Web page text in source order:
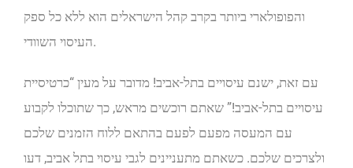
והפופולארי ביותר בקרב קהל הישראלים הוא ללא כל ספק
העיסוי השוודי.
עם זאת, ישנם עיסויים בתל-אביב! מדובר על מעין “כרטיסיית
עיסויים בתל-אביב!” שאתם רוכשים מראש, כך שתוכלו לקבוע
עם המעסה מפעם לפעם בהתאם ללוח הזמנים שלכם
ולצרכים שלכם. כשאתם מתעניינים לגבי עיסוי בתל אביב, דעו